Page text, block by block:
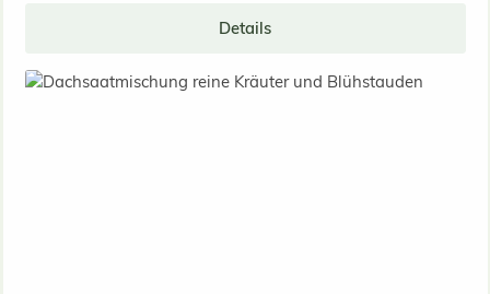
Details